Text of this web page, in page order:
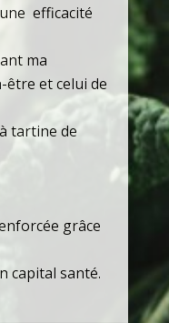
efficacité
ma
et celui de
tartine de
grâce
capital santé.